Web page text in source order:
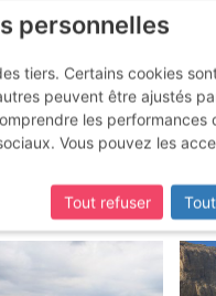
plus accessibles,
E
personnelles
tiers. Certains cookies
peuvent être ajustés
les performances
Vous pouvez les
Tout refuser